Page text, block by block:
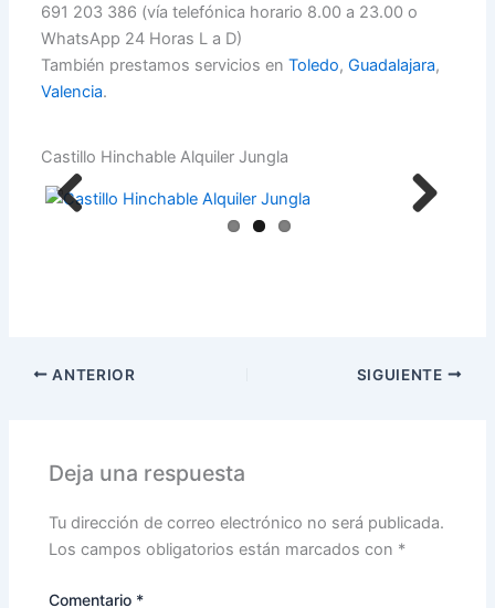
691 203 386 (vía telefónica horario 8.00 a 23.00 o
WhatsApp 24 Horas L a D)
También prestamos servicios enToledo,Guadalajara,
Valencia.
Castillo Hinchable Alquiler Jungla
ANTERIOR SIGUIENTE
Deja una respuesta
Tu dirección de correo electrónico no será publicada.
Los campos obligatorios están marcados con *
Comentario *